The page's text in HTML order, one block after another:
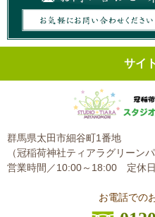
サイ
群馬県太田市細谷町1番地
（冠稲荷神社ティアラグリーンパ
営業時間／10:00～18:00 定休
お電話での